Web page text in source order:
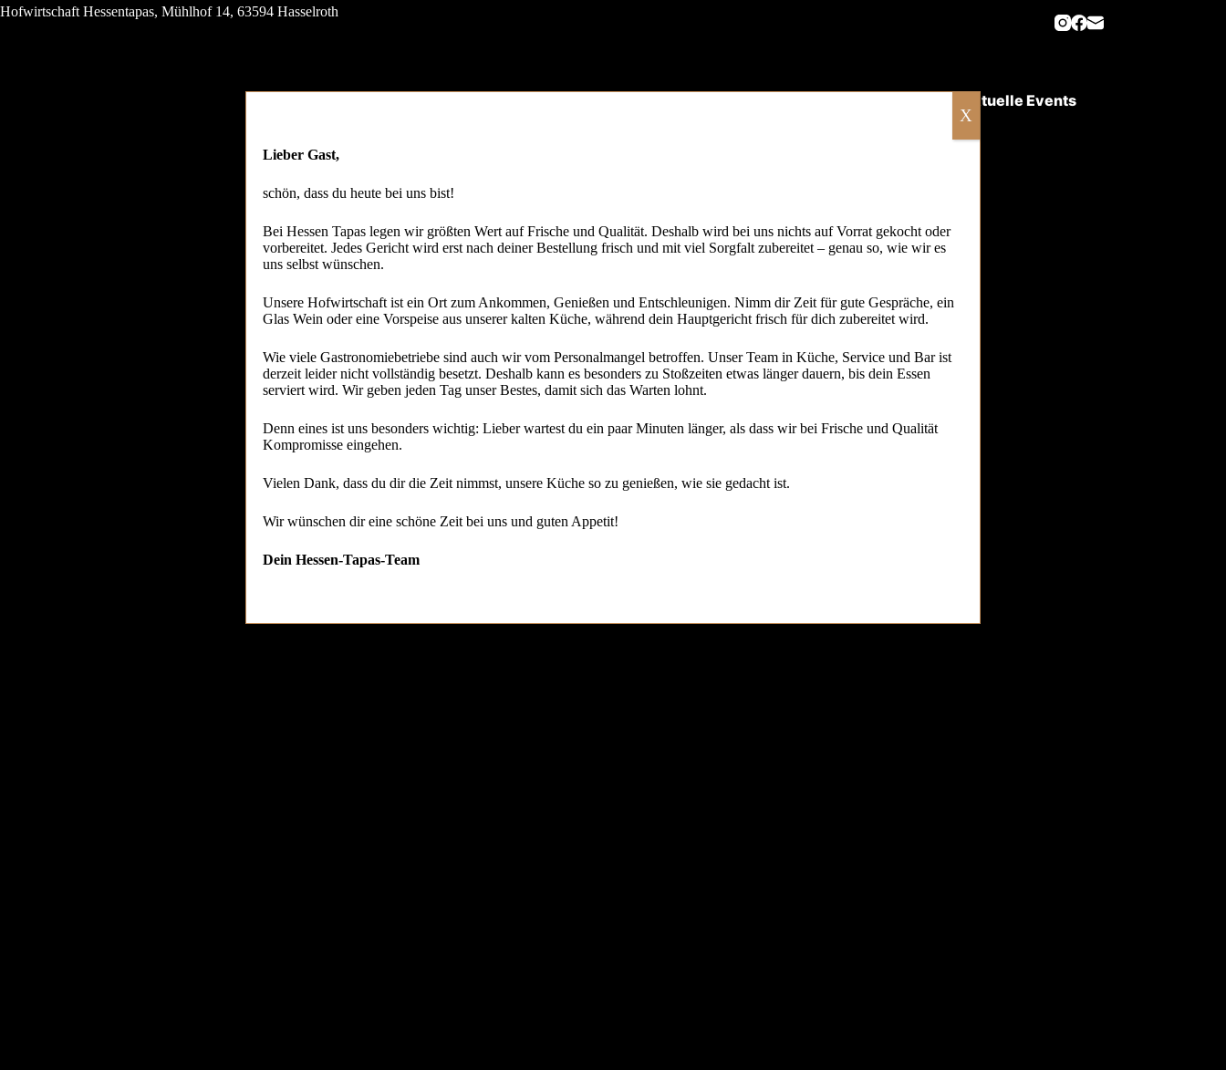
Zum
Hofwirtschaft Hessentapas, Mühlhof 14, 63594 Hasselroth
Aktuelle Events
Lieber Gast,
schön, dass du heute bei uns bist!
Bei Hessen Tapas legen wir größten Wert auf Frische und Qualität. Deshalb wird bei uns nichts auf Vorrat gekocht oder
vorbereitet. Jedes Gericht wird erst nach deiner Bestellung frisch und mit viel Sorgfalt zubereitet – genau so, wie wir es
uns selbst wünschen.
Unsere Hofwirtschaft ist ein Ort zum Ankommen, Genießen und Entschleunigen. Nimm dir Zeit für gute Gespräche, ein
Glas Wein oder eine Vorspeise aus unserer kalten Küche, während dein Hauptgericht frisch für dich zubereitet wird.
Wie viele Gastronomiebetriebe sind auch wir vom Personalmangel betroffen. Unser Team in Küche, Service und Bar ist
derzeit leider nicht vollständig besetzt. Deshalb kann es besonders zu Stoßzeiten etwas länger dauern, bis dein Essen
serviert wird. Wir geben jeden Tag unser Bestes, damit sich das Warten lohnt.
Denn eines ist uns besonders wichtig: Lieber wartest du ein paar Minuten länger, als dass wir bei Frische und Qualität
Kompromisse eingehen.
Vielen Dank, dass du dir die Zeit nimmst, unsere Küche so zu genießen, wie sie gedacht ist.
Wir wünschen dir eine schöne Zeit bei uns und guten Appetit!
Dein Hessen-Tapas-Team
X